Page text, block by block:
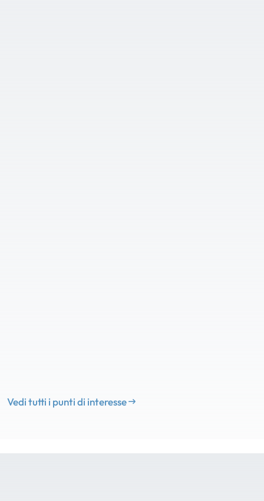
Vedi tutti i punti di interesse